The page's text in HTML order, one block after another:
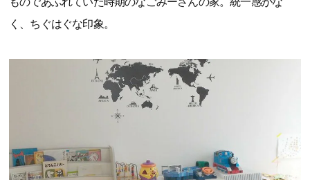
く、ちぐはぐな印象。